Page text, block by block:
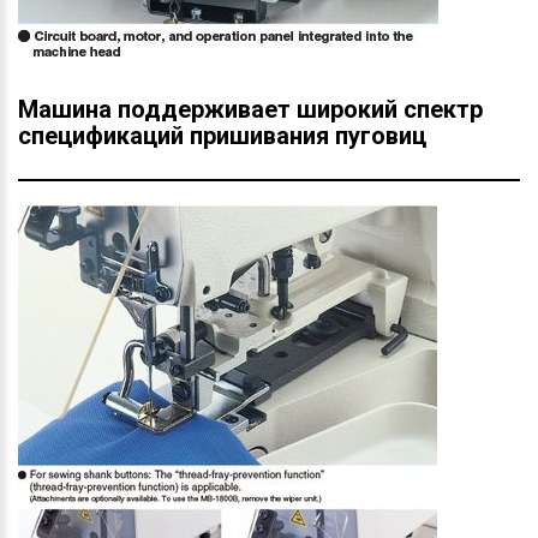
Машина поддерживает широкий спектр
спецификаций пришивания пуговиц